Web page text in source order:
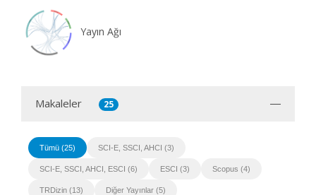
Yayın Ağı
Makaleler 25
Tümü (25) SCI-E, SSCI, AHCI (3)
SCI-E, SSCI, AHCI, ESCI (6) ESCI (3) Scopus (4)
TRDizin (13) Diğer Yayınlar (5)